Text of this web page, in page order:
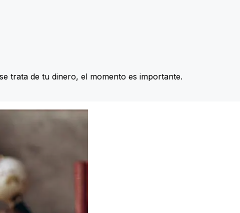
trata de tu dinero, el momento es importante.